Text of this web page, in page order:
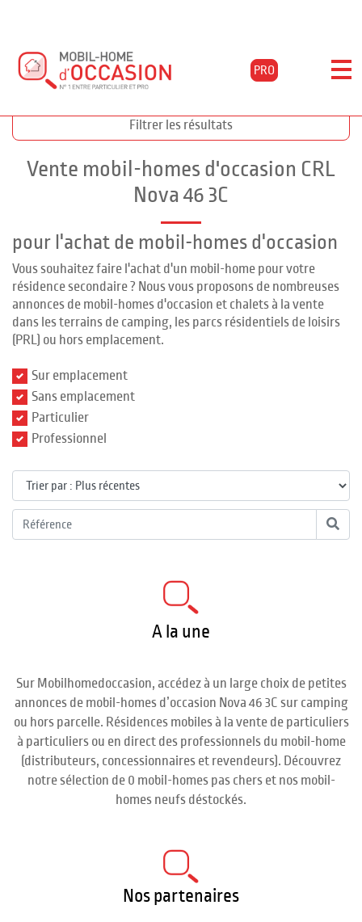
PRO
Acheter Annonces nova 46 3c
Filtrer les résultats
Vente mobil-homes d'occasion CRL
Nova 46 3C
pour l'achat de mobil-homes d'occasion
Vous souhaitez faire l'achat d'un mobil-home pour votre
résidence secondaire ? Nous vous proposons de nombreuses
annonces de mobil-homes d'occasion et chalets à la vente
dans les terrains de camping, les parcs résidentiels de loisirs
(PRL) ou hors emplacement.
Sur emplacement
Sans emplacement
Particulier
Professionnel
A la une
Sur Mobilhomedoccasion, accédez à un large choix de petites
annonces de mobil-homes d’occasion Nova 46 3C sur camping
ou hors parcelle. Résidences mobiles à la vente de particuliers
à particuliers ou en direct des professionnels du mobil-home
(distributeurs, concessionnaires et revendeurs). Découvrez
notre sélection de 0 mobil-homes pas chers et nos mobil-
homes neufs déstockés.
Nos partenaires